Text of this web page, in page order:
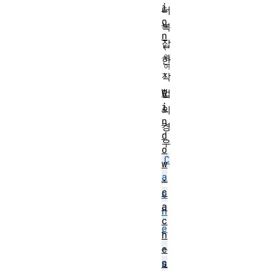
더
복
잡
한
작
업
의
경
우
C
a
c
h
e
.
p
i
o
n
W
i
n
d
o
w
.
c
a
c
h
e
s